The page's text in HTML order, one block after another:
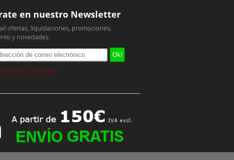
en nuestro Newsletter
ofertas, liquidaciones, promociones,
y novedades.
de privacidad